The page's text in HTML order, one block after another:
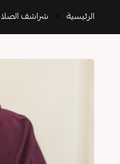
الرئيسية شراشف